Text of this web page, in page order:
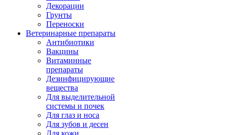
Декорации
Грунты
Переноски
Ветеринарные препараты
Антибиотики
Вакцины
Витаминные
препараты
Дезинфицирующие
вещества
Для выделительной
системы и почек
Для глаз и носа
Для зубов и десен
Для кожи